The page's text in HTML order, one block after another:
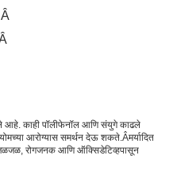
आहे. काही पॉलीफेनॉल आणि संयुगे काढले
आरोग्यास समर्थन देऊ शकते.Âमर्यादित
रोगजनक आणि ऑक्सिडेटिव्हपासून